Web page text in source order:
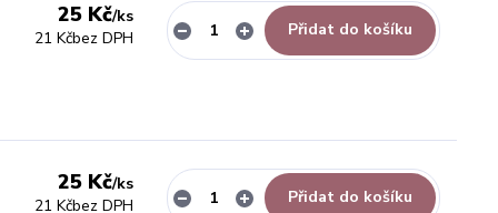
25 Kč/ks
21 Kčbez DPH Přidat do košíku
25 Kč/ks
21 Kčbez DPH Přidat do košíku